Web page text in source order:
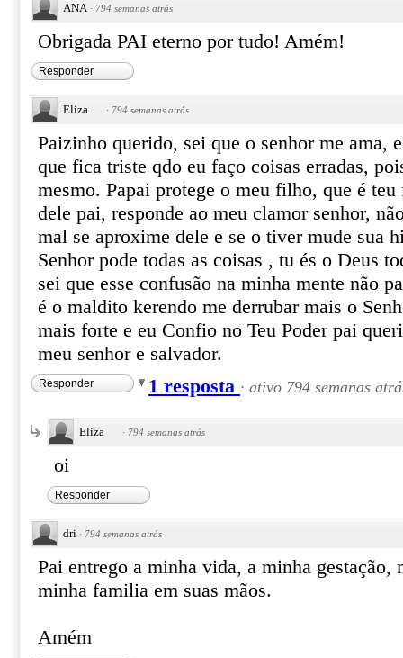
ANA · 794 semanas atrás
Obrigada PAI eterno por tudo! Amém!
Responder
Eliza · 794 semanas atrás
Paizinho querido, sei que o senhor me ama,
que fica triste qdo eu faço coisas erradas,
mesmo. Papai protege o meu filho, que é
dele pai, responde ao meu clamor senhor,
mal se aproxime dele e se o tiver mude sua
Senhor pode todas as coisas , tu és o Deus
sei que esse confusão na minha mente não
é o maldito kerendo me derrubar mais o
mais forte e eu Confio no Teu Poder pai
meu senhor e salvador.
Responder 1 resposta · ativo 794 semanas
Eliza · 794 semanas atrás
oi
Responder
dri · 794 semanas atrás
Pai entrego a minha vida, a minha gestação,
minha familia em suas mãos.
Amém